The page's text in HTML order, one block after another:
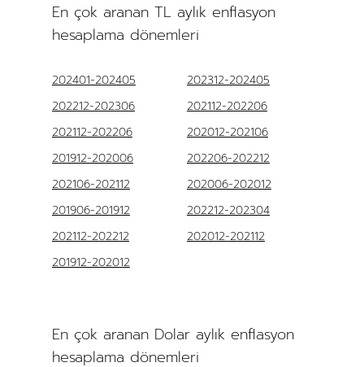
En çok aranan TL aylık enflasyon
hesaplama dönemleri
202401-202405
202312-202405
202212-202306
202112-202206
202112-202206
202012-202106
201912-202006
202206-202212
202106-202112
202006-202012
201906-201912
202212-202304
202112-202212
202012-202112
201912-202012
En çok aranan Dolar aylık enflasyon
hesaplama dönemleri